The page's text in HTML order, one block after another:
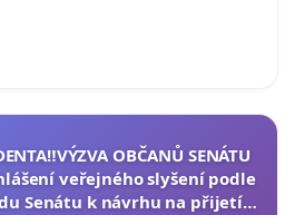
OBČANŮ SENÁTU
veřejného slyšení podle
Senátu k návrhu na přijetí